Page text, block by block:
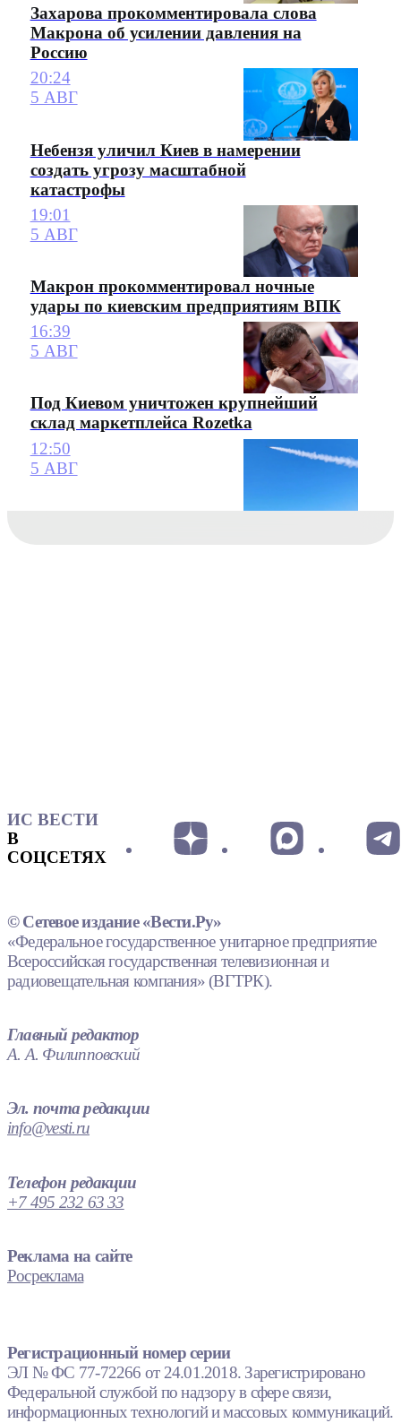
Захарова прокомментировала слова
Макрона об усилении давления на
Россию
20:24
5 АВГ
Небензя уличил Киев в намерении
создать угрозу масштабной
катастрофы
19:01
5 АВГ
Макрон прокомментировал ночные
удары по киевским предприятиям ВПК
16:39
5 АВГ
Под Киевом уничтожен крупнейший
склад маркетплейса Rozetka
12:50
5 АВГ
ИС ВЕСТИ
В
СОЦСЕТЯХ
© Сетевое издание «Вести.Ру»
«Федеральное государственное унитарное предприятие
Всероссийская государственная телевизионная и
радиовещательная компания» (ВГТРК).
Главный редактор
А. А. Филипповский
Эл. почта редакции
info@vesti.ru
Телефон редакции
+7 495 232 63 33
Реклама на сайте
Росреклама
Регистрационный номер серии
ЭЛ № ФС 77-72266 от 24.01.2018. Зарегистрировано
Федеральной службой по надзору в сфере связи,
информационных технологий и массовых коммуникаций.